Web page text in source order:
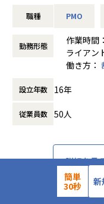
い立場で考えてくれた
アヴァントの開発は、
した小規模開発が中心
きく2つの形態に分かれ
よう、営業やエンジニ
ー」の育成にも力を入れ
これからスキルアップ
びたいミドル層も、
会社全体を一緒に育成
躍できる環境づくりを
・関係部門／ベンダー
もに拡大が続いています
規模案件にて、
ャーを募集します。
単なる進行管理ではな
略の中核を担うポジシ
職種 PMO
勤務形態
作業時間
ライアン
働き方：
休憩時間
設立年数 16年
従業員数 50人
詳細を見
簡単
30秒
新